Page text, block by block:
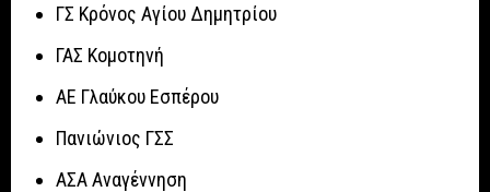
ΓΣ Κρόνος Αγίου Δημητρίου
ΓΑΣ Κομοτηνή
ΑΕ Γλαύκου Εσπέρου
Πανιώνιος ΓΣΣ
ΑΣΑ Αναγέννηση